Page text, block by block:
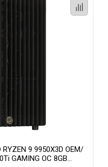
9 9950X3D OEM/
GAMING OC 8GB